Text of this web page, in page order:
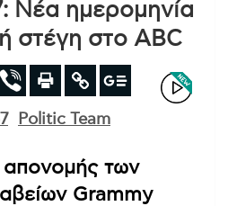
Νέα ημερομηνία
στέγη στο ABC
Politic Team
απονομής των
Grammy